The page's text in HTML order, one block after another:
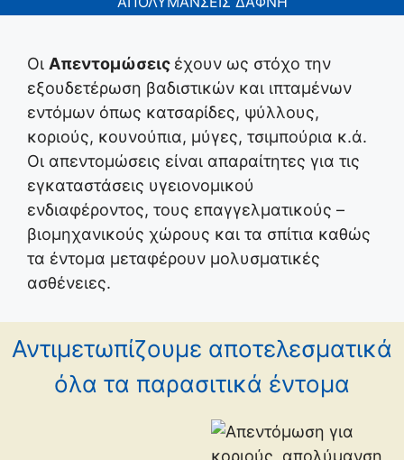
Οι Απεντομώσεις έχουν ως στόχο την
εξουδετέρωση βαδιστικών και ιπταμένων
εντόμων όπως κατσαρίδες, ψύλλους,
κοριούς, κουνούπια, μύγες, τσιμπούρια κ.ά.
Οι απεντομώσεις είναι απαραίτητες για τις
εγκαταστάσεις υγειονομικού
ενδιαφέροντος, τους επαγγελματικούς –
βιομηχανικούς χώρους και τα σπίτια καθώς
τα έντομα μεταφέρουν μολυσματικές
ασθένειες.
Αντιμετωπίζουμε αποτελεσματικά
όλα τα παρασιτικά έντομα